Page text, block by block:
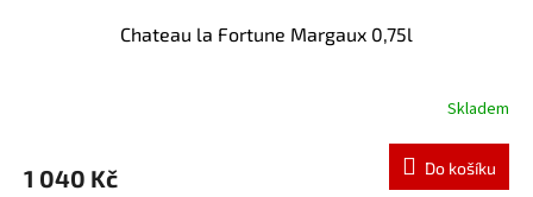
Chateau la Fortune Margaux 0,75l
Skladem
1 040 Kč Do košíku